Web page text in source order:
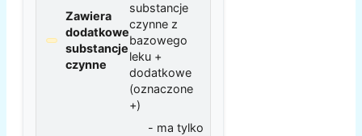
Zawiera
dodatkowe
substancje
czynne
substancje
czynne z
bazowego
leku +
dodatkowe
(oznaczone
+)
- ma tylko